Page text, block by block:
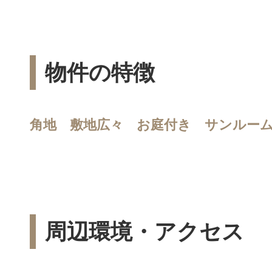
物件の特徴
角地 敷地広々 お庭付き サンルー
周辺環境・アクセス